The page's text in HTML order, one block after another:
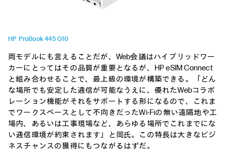
HP ProBook 445 G10
両モデルにも言えることだが、Web会議はハイブリッドワー
カーにとってはその品質が重要となるが、HP eSIM Connect
と組み合わせることで、最上級の環境が構築できる。「どん
な場所でも安定した通信が可能なうえに、優れたWebコラボ
レーション機能がそれをサポートする形になるので、これま
でワークスペースとして不向きだったWi-Fiの無い遠隔地や工
場内、あるいは工事現場など、あらゆる場所でこれまでにな
い通信環境が約束されます」と岡氏。この特長は大きなビジ
ネスチャンスの獲得にもつながるはずだ。